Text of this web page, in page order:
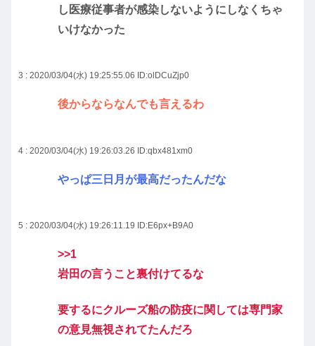
し医療従事者が感染しないようにしなくちゃ
いけなかった
3 : 2020/03/04(水) 19:25:55.06 ID:olDCuZjp0
後からならなんでも言えるわ
4 : 2020/03/04(水) 19:26:03.26 ID:qbx481xm0
やっぱ三日月が最高だったんだな
5 : 2020/03/04(水) 19:26:11.19 ID:E6px+B9A0
>>1
岩田の言うこと裏付けてるな
要するにクルーズ船の防疫に関しては専門家
の意見無視されてたんだろ